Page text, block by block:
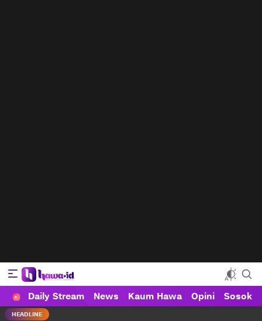
HAWA
Haluan Wanita Indonesia
Daily Stream News Kaum Hawa Opini Sosok
HEADLINE